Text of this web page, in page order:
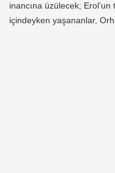
inancına üzülecek;
içindeyken yaşananlar,